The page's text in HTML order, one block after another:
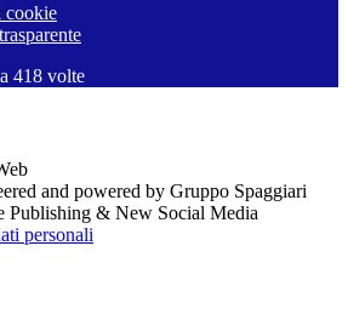
cookie
418 volte
and powered by Gruppo Spaggiari
Publishing & New Social Media
personali